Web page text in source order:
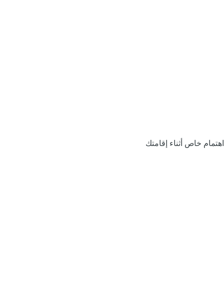
اهتمام خاص أثناء إقامتك